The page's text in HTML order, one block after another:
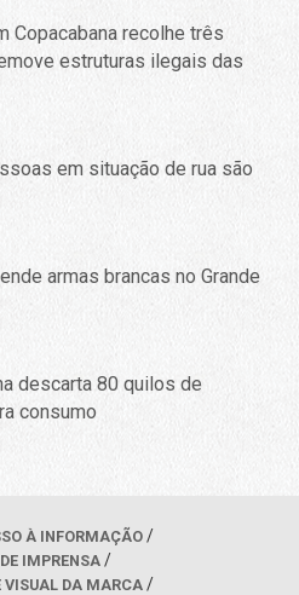
Copacabana recolhe três
estruturas ilegais das
em situação de rua são
armas brancas no Grande
descarta 80 quilos de
consumo
À INFORMAÇÃO
IMPRENSA
VISUAL DA MARCA